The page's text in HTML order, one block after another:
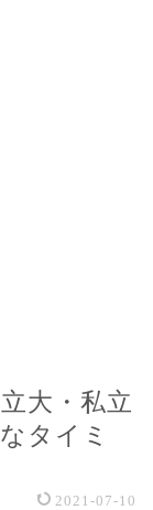
大・私立
タイミ
2021-07-10